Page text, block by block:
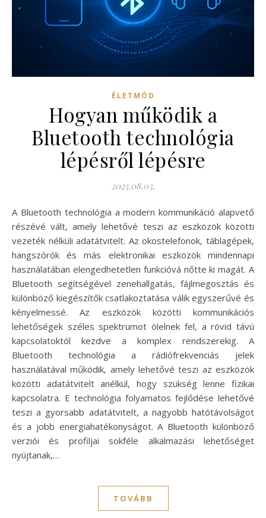
ÉLETMÓD
Hogyan működik a
Bluetooth technológia
lépésről lépésre
2025.08.03.
A Bluetooth technológia a modern kommunikáció alapvető
részévé vált, amely lehetővé teszi az eszközök közötti
vezeték nélküli adatátvitelt. Az okostelefonok, táblagépek,
hangszórók és más elektronikai eszközök mindennapi
használatában elengedhetetlen funkcióvá nőtte ki magát. A
Bluetooth segítségével zenehallgatás, fájlmegosztás és
különböző kiegészítők csatlakoztatása válik egyszerűvé és
kényelmessé. Az eszközök közötti kommunikációs
lehetőségek széles spektrumot ölelnek fel, a rövid távú
kapcsolatoktól kezdve a komplex rendszerekig. A
Bluetooth technológia a rádiófrekvenciás jelek
használatával működik, amely lehetővé teszi az eszközök
közötti adatátvitelt anélkül, hogy szükség lenne fizikai
kapcsolatra. E technológia folyamatos fejlődése lehetővé
teszi a gyorsabb adatátvitelt, a nagyobb hatótávolságot
és a jobb energiahatékonyságot. A Bluetooth különböző
verziói és profiljai sokféle alkalmazási lehetőséget
nyújtanak,…
TOVÁBB